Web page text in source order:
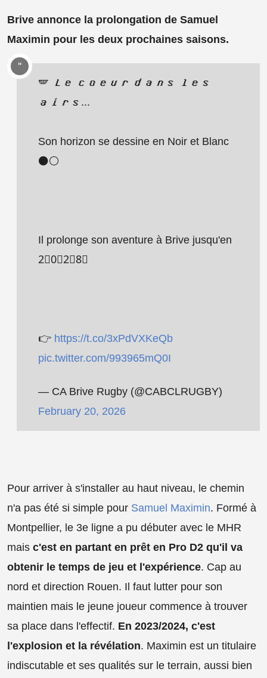
Brive annonce la prolongation de Samuel
Maximin pour les deux prochaines saisons.
🪽 𝑳𝒆 𝒄𝒐𝒆𝒖𝒓 𝒅𝒂𝒏𝒔 𝒍𝒆𝒔
𝒂𝒊𝒓𝒔...
Son horizon se dessine en Noir et Blanc
⚫️⚪️
Il prolonge son aventure à Brive jusqu'en
2⃣0⃣2⃣8⃣
👉 https://t.co/3xPdVXKeQb
pic.twitter.com/993965mQ0I
— CA Brive Rugby (@CABCLRUGBY)
February 20, 2026
Pour arriver à s'installer au haut niveau, le chemin
n'a pas été si simple pour Samuel Maximin. Formé à
Montpellier, le 3e ligne a pu débuter avec le MHR
mais c'est en partant en prêt en Pro D2 qu'il va
obtenir le temps de jeu et l'expérience. Cap au
nord et direction Rouen. Il faut lutter pour son
maintien mais le jeune joueur commence à trouver
sa place dans l'effectif. En 2023/2024, c'est
l'explosion et la révélation. Maximin est un titulaire
indiscutable et ses qualités sur le terrain, aussi bien